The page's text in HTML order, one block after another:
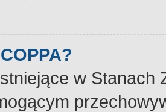
w Stanach